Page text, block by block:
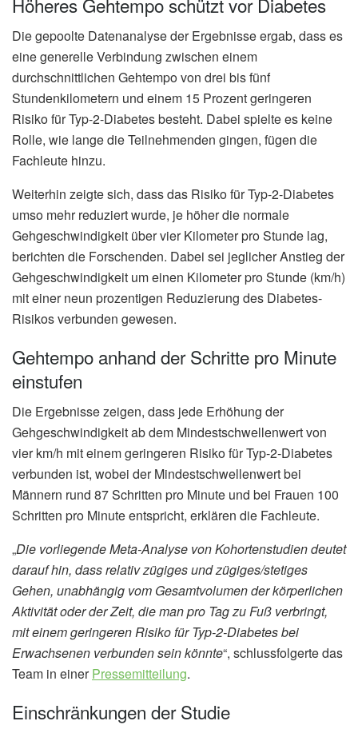
Die gepoolte Datenanalyse der Ergebnisse ergab, dass es
eine generelle Verbindung zwischen einem
durchschnittlichen Gehtempo von drei bis fünf
Stundenkilometern und einem 15 Prozent geringeren
Risiko für Typ-2-Diabetes besteht. Dabei spielte es keine
Rolle, wie lange die Teilnehmenden gingen, fügen die
Fachleute hinzu.
Weiterhin zeigte sich, dass das Risiko für Typ-2-Diabetes
umso mehr reduziert wurde, je höher die normale
Gehgeschwindigkeit über vier Kilometer pro Stunde lag,
berichten die Forschenden. Dabei sei jeglicher Anstieg der
Gehgeschwindigkeit um einen Kilometer pro Stunde (km/h)
mit einer neun prozentigen Reduzierung des Diabetes-
Risikos verbunden gewesen.
Gehtempo anhand der Schritte pro Minute
einstufen
Die Ergebnisse zeigen, dass jede Erhöhung der
Gehgeschwindigkeit ab dem Mindestschwellenwert von
vier km/h mit einem geringeren Risiko für Typ-2-Diabetes
verbunden ist, wobei der Mindestschwellenwert bei
Männern rund 87 Schritten pro Minute und bei Frauen 100
Schritten pro Minute entspricht, erklären die Fachleute.
„Die vorliegende Meta-Analyse von Kohortenstudien deutet
darauf hin, dass relativ zügiges und zügiges/stetiges
Gehen, unabhängig vom Gesamtvolumen der körperlichen
Aktivität oder der Zeit, die man pro Tag zu Fuß verbringt,
mit einem geringeren Risiko für Typ-2-Diabetes bei
Erwachsenen verbunden sein könnte“, schlussfolgerte das
Team in einerPressemitteilung.
Einschränkungen der Studie